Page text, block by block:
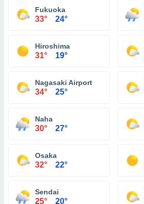
Fukuoka
33° 24°
Hiroshima
31° 19°
Nagasaki Airport
34° 25°
Naha
30° 27°
Osaka
32° 22°
Sendai
25° 20°